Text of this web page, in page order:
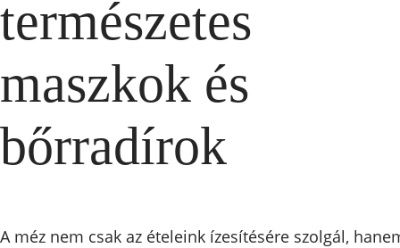
természetes
maszkok és
bőrradírok
A méz nem csak az ételeink ízesítésére szolgál,